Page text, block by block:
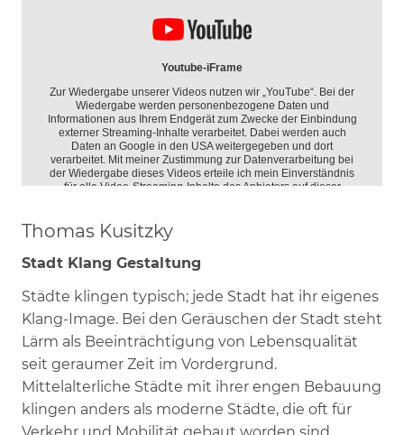
Thomas Kusitzky
Stadt Klang Gestaltung
Städte klingen typisch; jede Stadt hat ihr eigenes
Klang-Image. Bei den Geräuschen der Stadt steht
Lärm als Beeinträchtigung von Lebensqualität
seit geraumer Zeit im Vordergrund.
Mittelalterliche Städte mit ihrer engen Bebauung
klingen anders als moderne Städte, die oft für